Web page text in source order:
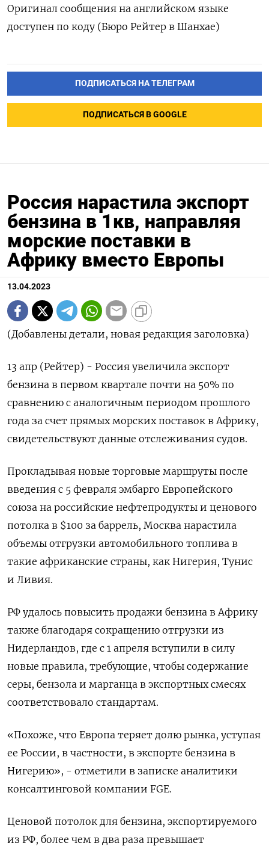
Оригинал сообщения на английском языке
доступен по коду (Бюро Рейтер в Шанхае)
ПОДПИСАТЬСЯ НА ТЕЛЕГРАМ
ПОДПИСАТЬСЯ В GOOGLE
Россия нарастила экспорт
бензина в 1кв, направляя
морские поставки в
Африку вместо Европы
13.04.2023
(Добавлены детали, новая редакция заголовка)
13 апр (Рейтер) - Россия увеличила экспорт
бензина в первом квартале почти на 50% по
сравнению с аналогичным периодом прошлого
года за счет прямых морских поставок в Африку,
свидетельствуют данные отслеживания судов.
Прокладывая новые торговые маршруты после
введения с 5 февраля эмбарго Европейского
союза на российские нефтепродукты и ценового
потолка в $100 за баррель, Москва нарастила
объемы отгрузки автомобильного топлива в
такие африканские страны, как Нигерия, Тунис
и Ливия.
РФ удалось повысить продажи бензина в Африку
также благодаря сокращению отгрузки из
Нидерландов, где с 1 апреля вступили в силу
новые правила, требующие, чтобы содержание
серы, бензола и марганца в экспортных смесях
соответствовало стандартам.
«Похоже, что Европа теряет долю рынка, уступая
ее России, в частности, в экспорте бензина в
Нигерию», - отметили в записке аналитики
консалтинговой компании FGE.
Ценовой потолок для бензина, экспортируемого
из РФ, более чем в два раза превышает